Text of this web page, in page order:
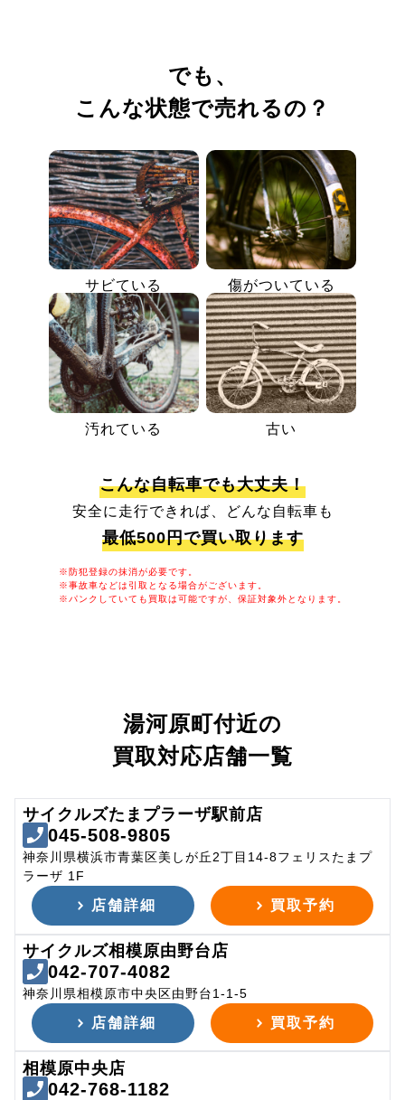
でも、
こんな状態で売れるの？
サビている 傷がついている
汚れている 古い
こんな自転車でも大丈夫！
安全に走行できれば、どんな自転車も
最低500円で買い取ります
※防犯登録の抹消が必要です。
※事故車などは引取となる場合がございます。
※パンクしていても買取は可能ですが、保証対象外となります。
湯河原町付近の
買取対応店舗一覧
サイクルズたまプラーザ駅前店
045-508-9805
神奈川県横浜市青葉区美しが丘2丁目14-8フェリスたまプ
ラーザ 1F
店舗詳細 買取予約
サイクルズ相模原由野台店
042-707-4082
神奈川県相模原市中央区由野台1-1-5
店舗詳細 買取予約
相模原中央店
042-768-1182